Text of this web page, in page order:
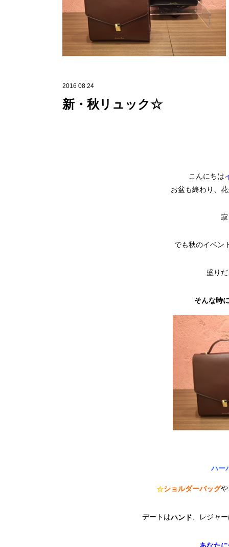
2016 08 24
新・秋リュック☆
こんにちは
お盆も終わり、
でも秋のイベン
盛り
そんな時
ハー
☆ショルダーバッグ
デートはハンド 、レジャ